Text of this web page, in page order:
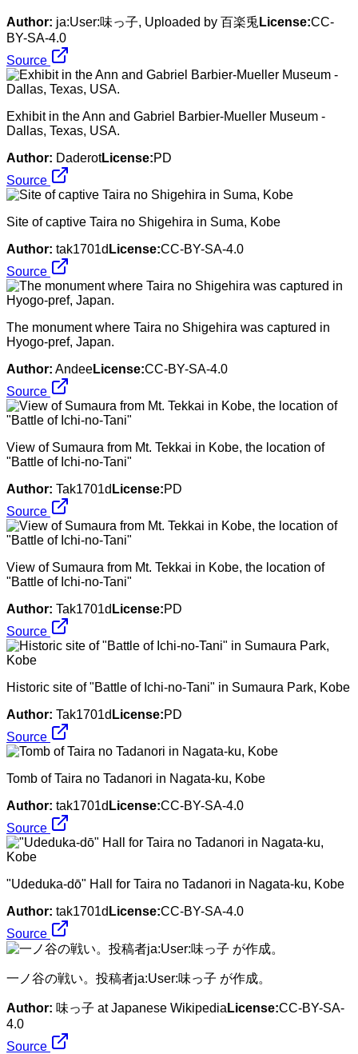
Author: ja:User:味っ子, Uploaded by 百楽兎 License:CC-
BY-SA-4.0
Source
Exhibit in the Ann and Gabriel Barbier-Mueller Museum -
Dallas, Texas, USA.
Author: DaderotLicense:PD
Source
Site of captive Taira no Shigehira in Suma, Kobe
Author: tak1701d License:CC-BY-SA-4.0
Source
The monument where Taira no Shigehira was captured in
Hyogo-pref, Japan.
Author: AndeeLicense:CC-BY-SA-4.0
Source
View of Sumaura from Mt. Tekkai in Kobe, the location of
"Battle of Ichi-no-Tani"
Author: Tak1701d License:PD
Source
View of Sumaura from Mt. Tekkai in Kobe, the location of
"Battle of Ichi-no-Tani"
Author: Tak1701d License:PD
Source
Historic site of "Battle of Ichi-no-Tani" in Sumaura Park, Kobe
Author: Tak1701d License:PD
Source
Tomb of Taira no Tadanori in Nagata-ku, Kobe
Author: tak1701d License:CC-BY-SA-4.0
Source
"Udeduka-dō" Hall for Taira no Tadanori in Nagata-ku, Kobe
Author: tak1701d License:CC-BY-SA-4.0
Source
一ノ谷の戦い。投稿者ja:User:味っ子 が作成。
Author: 味っ子 at Japanese Wikipedia License:CC-BY-SA-
4.0
Source